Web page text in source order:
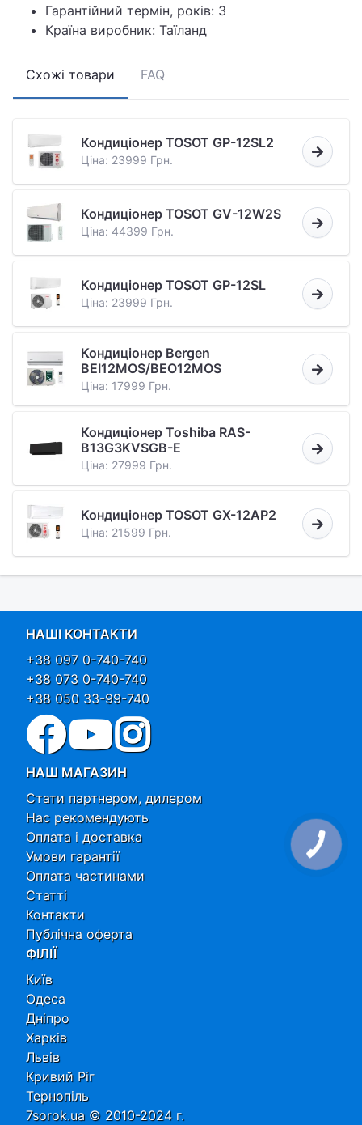
Гарантійний термін, років: 3
Країна виробник: Таїланд
Схожі товари FAQ
Кондиціонер TOSOT GP-12SL2
Ціна: 23999 Грн.
Кондиціонер TOSOT GV-12W2S
Ціна: 44399 Грн.
Кондиціонер TOSOT GP-12SL
Ціна: 23999 Грн.
Кондиціонер Bergen
BEI12MOS/BEO12MOS
Ціна: 17999 Грн.
Кондиціонер Toshiba RAS-
B13G3KVSGB-E
Ціна: 27999 Грн.
Кондиціонер TOSOT GX-12AP2
Ціна: 21599 Грн.
НАШІ КОНТАКТИ
+38 097 0-740-740
+38 073 0-740-740
+38 050 33-99-740
НАШ МАГАЗИН
Стати партнером, дилером
Нас рекомендують
Оплата і доставка
Умови гарантії
Оплата частинами
Статті
Контакти
Публічна оферта
ФІЛІЇ
Київ
Одеса
Дніпро
Харків
Львів
Кривий Ріг
Тернопіль
7sorok.ua © 2010-2024 г.